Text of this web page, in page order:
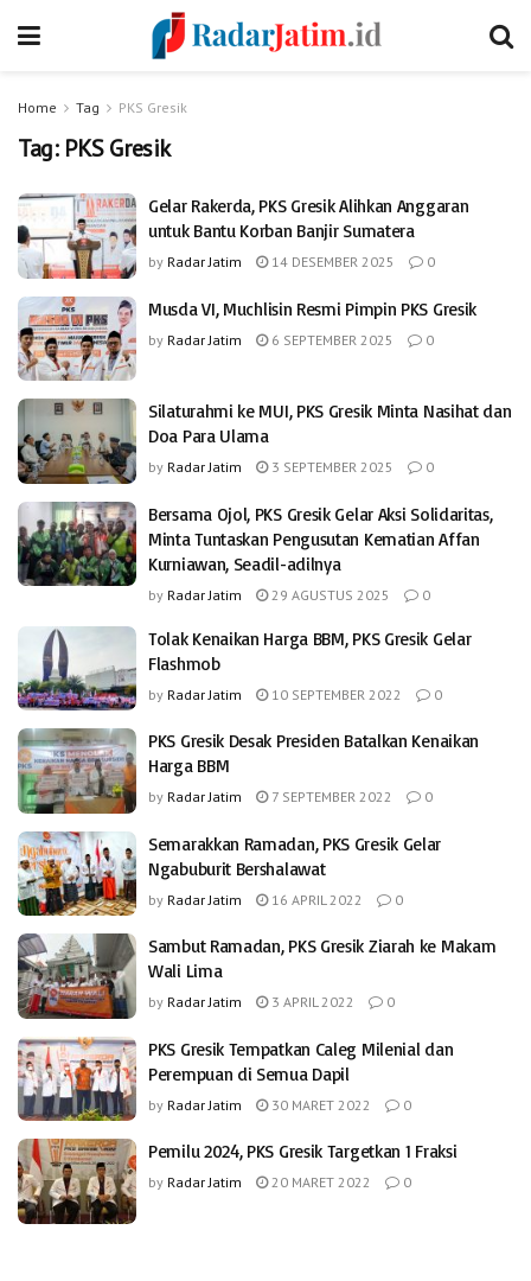
Home Tag PKS Gresik
Tag: PKS Gresik
Gelar Rakerda, PKS Gresik Alihkan Anggaran
untuk Bantu Korban Banjir Sumatera
by Radar Jatim 14 DESEMBER 2025 0
Musda VI, Muchlisin Resmi Pimpin PKS Gresik
by Radar Jatim 6 SEPTEMBER 2025 0
Silaturahmi ke MUI, PKS Gresik Minta Nasihat dan
Doa Para Ulama
by Radar Jatim 3 SEPTEMBER 2025 0
Bersama Ojol, PKS Gresik Gelar Aksi Solidaritas,
Minta Tuntaskan Pengusutan Kematian Affan
Kurniawan, Seadil-adilnya
by Radar Jatim 29 AGUSTUS 2025 0
Tolak Kenaikan Harga BBM, PKS Gresik Gelar
Flashmob
by Radar Jatim 10 SEPTEMBER 2022 0
PKS Gresik Desak Presiden Batalkan Kenaikan
Harga BBM
by Radar Jatim 7 SEPTEMBER 2022 0
Semarakkan Ramadan, PKS Gresik Gelar
Ngabuburit Bershalawat
by Radar Jatim 16 APRIL 2022 0
Sambut Ramadan, PKS Gresik Ziarah ke Makam
Wali Lima
by Radar Jatim 3 APRIL 2022 0
PKS Gresik Tempatkan Caleg Milenial dan
Perempuan di Semua Dapil
by Radar Jatim 30 MARET 2022 0
Pemilu 2024, PKS Gresik Targetkan 1 Fraksi
by Radar Jatim 20 MARET 2022 0